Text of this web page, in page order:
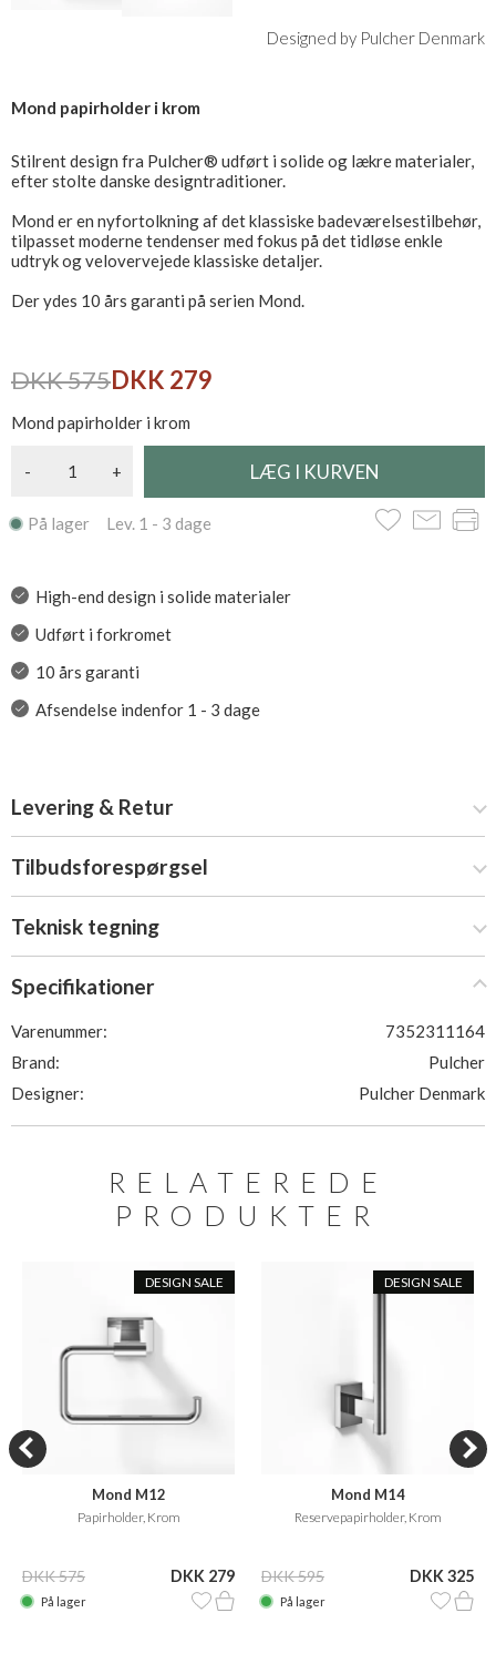
Designed by Pulcher Denmark
Mond papirholder i krom
Stilrent design fra Pulcher® udført i solide og lækre materialer,
efter stolte danske designtraditioner.
Mond er en nyfortolkning af det klassiske badeværelsestilbehør,
tilpasset moderne tendenser med fokus på det tidløse enkle
udtryk og velovervejede klassiske detaljer.
Der ydes 10 års garanti på serien Mond.
DKK 575DKK 279
Mond papirholder i krom
- +
På lager Lev. 1 - 3 dage
High-end design i solide materialer
Udført i forkromet
10 års garanti
Afsendelse indenfor 1 - 3 dage
Levering & Retur
Tilbudsforespørgsel
Teknisk tegning
Specifikationer
Varenummer:
7352311164
Brand:
Pulcher
Designer:
Pulcher Denmark
RELATEREDE
PRODUKTER
DESIGN SALE
Mond M12
Papirholder, Krom
DKK 575 DKK 279
På lager
DESIGN SALE
Mond M14
Reservepapirholder, Krom
DKK 595 DKK 325
På lager